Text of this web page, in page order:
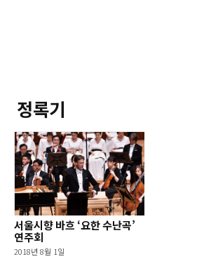
정록기
서울시향 바흐 ‘요한 수난곡’
연주회
2018년 8월 1일